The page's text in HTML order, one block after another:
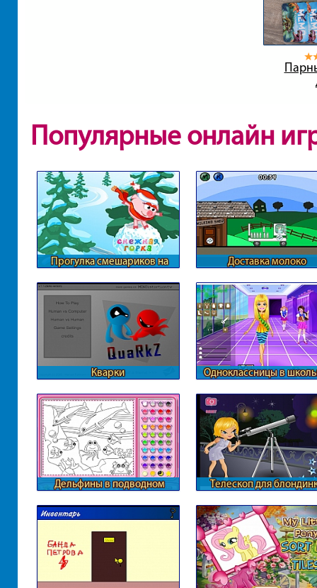
Популярные онлайн
Прогулка смешариков на
Доставка молоко
Кварки
Одноклассницы в
Дельфины в подводном
Телескоп для